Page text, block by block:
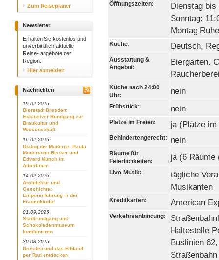
Zum Reiseplaner
Newsletter
Erhalten Sie kostenlos und
unverbindlich aktuelle
Reise- angebote der
Region.
Hier anmelden
Nachrichten
19.02.2026
Bierstadt Dresden:
Exklusiver Rundgang zur
Braukultur und
Wissenschaft
16.02.2026
Dialog der Moderne: Paula
Modersohn-Becker und
Edvard Munch im
Albertinum
14.02.2026
Architektur und
Geschichte:
Emporenführung in der
Frauenkirche
01.09.2025
Stadtrundgang und
Schokoladenmuseum
kombinieren
30.08.2025
Dresden und das Elbland
per Rad entdecken
Öffnungszeiten:
Dienstag bis
Sonntag:
Montag
Küche: Deutsch,
Ausstattung &
Angebot:
Biergarten,
Küche nach 24:00
Uhr:
nein
Frühstück: nein
Plätze im Freien: ja (Plätze im
Behindertengerecht: nein
Räume für
Feierlichkeiten:
ja (6 Räume
Live-Musik:
tägliche
Musikanten
Kreditkarten: American
Verkehrsanbindung:
Haltestelle
Buslinien